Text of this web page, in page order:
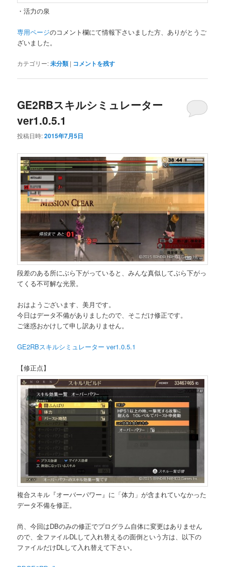
・活力の泉
専用ページのコメント欄にて情報下さいました方、ありがとうご
ざいました。
カテゴリー:未分類 | コメントを残す
GE2RBスキルシミュレーター
ver1.0.5.1
投稿日時:2015年7月5日
段差のある所にぶら下がっていると、みんな真似してぶら下がっ
てくる不可解な光景。
おはようございます、美月です。
今日はデータ不備がありましたので、そこだけ修正です。
ご迷惑おかけして申し訳ありません。
GE2RBスキルシミュレーター ver1.0.5.1
【修正点】
複合スキル『オーバーパワー』に「体力」が含まれていなかった
データ不備を修正。
尚、今回はDBのみの修正でプログラム自体に変更はありません
ので、全ファイルDLして入れ替えるの面倒という方は、以下の
ファイルだけDLして入れ替えて下さい。